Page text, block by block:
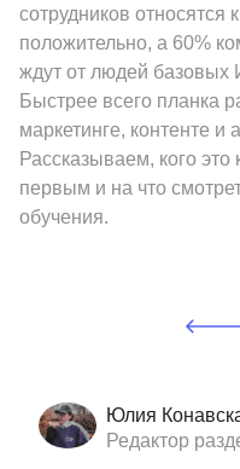
сотрудников относятся
положительно, а 60%
ждут от людей базовых
Быстрее всего планка
маркетинге, контенте и
Рассказываем, кого это
первым и на что
обучения.
Юлия
Редактор